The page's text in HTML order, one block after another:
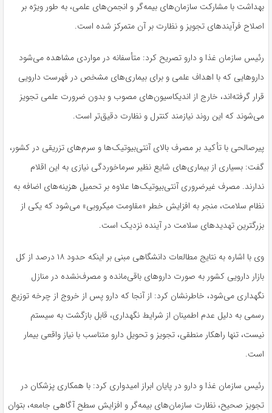
بهداشت با مشارکت سازمان‌های بیمه‌گر و انجمن‌های علمی، به طور ویژه بر
اصلاح فرآیندهای تجویز و نظارت بر آن متمرکز شده است.
رئیس سازمان غذا و دارو تصریح کرد: متأسفانه در مواردی مشاهده می‌شود
داروهایی که با اهداف علمی و برای بیماری‌های مشخص در فهرست دارویی
قرار گرفته‌اند، خارج از اندیکاسیون‌های مصوب و بدون ضرورت علمی تجویز
می‌شوند که این روند نیازمند کنترل و نظارت دقیق‌تر است.
پیرصالحی با تأکید بر مصرف بالای آنتی‌بیوتیک‌ها و سرم‌های تزریقی در کشور،
گفت: بسیاری از بیماری‌های شایع نظیر سرماخوردگی نیازی به این اقلام
ندارند. مصرف غیرضروری آنتی‌بیوتیک‌ها علاوه بر تحمیل هزینه‌های اضافه به
نظام سلامت، منجر به افزایش خطر «مقاومت میکروبی» می‌شود که یکی از
بزرگترین تهدیدهای سلامت در آینده نزدیک است.
وی با اشاره به نتایج مطالعات دانشگاهی مبنی بر اینکه حدود ۱۸ درصد از کل
بازار دارویی کشور به صورت داروهای باقی‌مانده و مصرف‌نشده در منازل
نگهداری می‌شود، خاطرنشان کرد: از آنجا که دارو پس از خروج از چرخه توزیع
رسمی به دلیل عدم اطمینان از شرایط نگهداری، قابل بازگشت به سیستم
نیست، تنها راهکار منطقی، تجویز و تحویل دارو متناسب با نیاز واقعی بیمار
است.
رئیس سازمان غذا و دارو در پایان ابراز امیدواری کرد: با همکاری پزشکان در
تجویز صحیح، نظارت سازمان‌های بیمه‌گر و افزایش سطح آگاهی جامعه، بتوان